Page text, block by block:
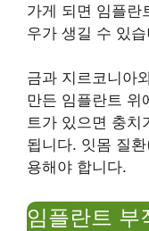
가게 되면 임플란
우가 생길 수 있
금과 지르코니아
만든 임플란트 위
트가 있으면 충치
됩니다. 잇몸 질
용해야 합니다.
임플란트 부